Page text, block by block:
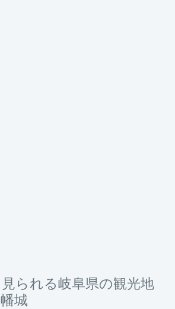
られる岐阜県の観光地
城